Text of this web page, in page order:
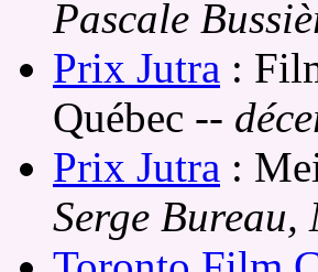
Pascale
Prix Jutra :
Québec --
Prix Jutra :
Serge